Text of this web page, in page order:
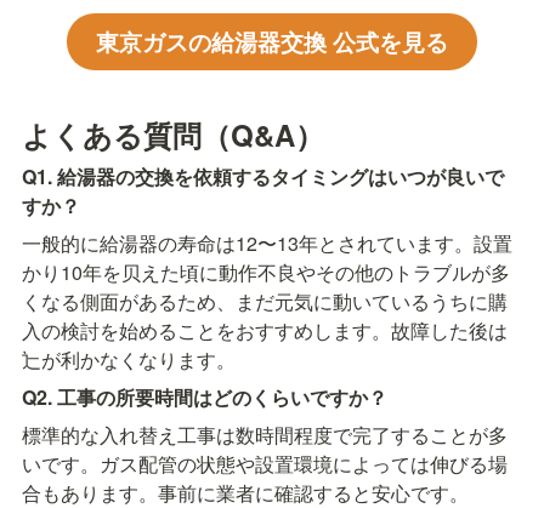
東京ガスの給湯器交換 公式を見る
よくある質問（Q&A）
Q1. 給湯器の交換を依頼するタイミングはいつが良いで
すか？
一般的に給湯器の寿命は12〜13年とされています。設置
かり10年を贝えた頃に動作不良やその他のトラブルが多
くなる側面があるため、まだ元気に動いているうちに購
入の検討を始めることをおすすめします。故障した後は
辷が利かなくなります。
Q2. 工事の所要時間はどのくらいですか？
標準的な入れ替え工事は数時間程度で完了することが多
いです。ガス配管の状態や設置環境によっては伸びる場
合もあります。事前に業者に確認すると安心です。